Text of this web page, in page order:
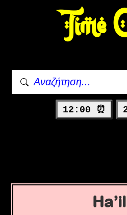
Time
12:00 ⏰
Ha’il